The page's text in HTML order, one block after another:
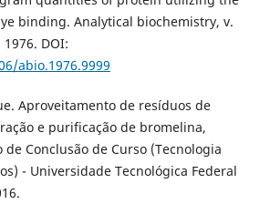
binding. Analytical biochemistry, v.
DOI:
abio.1976.9999
Aproveitamento de resíduos de
e purificação de bromelina,
de Conclusão de Curso (Tecnologia
- Universidade Tecnológica Federal